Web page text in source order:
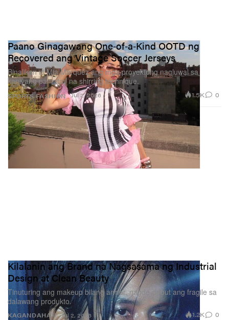
SPORTS FASHION
Paano Ginagawang One‑of‑a‑Kind OOTD ng
Recovered ang Vintage Soccer Jerseys
Binalikan ni Mia Marquez ang mga proyektong nagluwal sa
kaniyang pamatay na shirring technique.
Jul 2, 2026 1.5K 0
KAGANDAHAN
Kilalanin ang Brand na Nagsasama ng Industrial
Design at Clean Beauty
Tinuturing ang makeup bilang armor, nagde-debut ang fragile sa
dalawang produkto.
Jul 2, 2026 1.2K 0